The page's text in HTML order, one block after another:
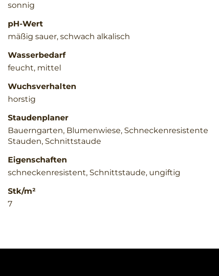
sonnig
pH-Wert
mäßig sauer, schwach alkalisch
Wasserbedarf
feucht, mittel
Wuchsverhalten
horstig
Staudenplaner
Bauerngarten, Blumenwiese, Schneckenresistente
Stauden, Schnittstaude
Eigenschaften
schneckenresistent, Schnittstaude, ungiftig
Stk/m²
7